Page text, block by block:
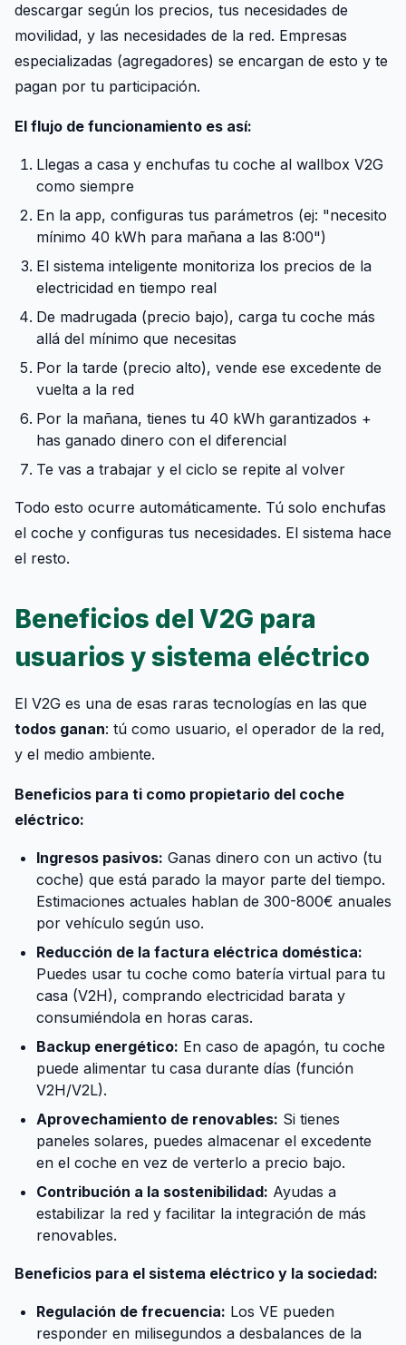
descargar según los precios, tus necesidades de
movilidad, y las necesidades de la red. Empresas
especializadas (agregadores) se encargan de esto y te
pagan por tu participación.
El flujo de funcionamiento es así:
Llegas a casa y enchufas tu coche al wallbox V2G
como siempre
En la app, configuras tus parámetros (ej: "necesito
mínimo 40 kWh para mañana a las 8:00")
El sistema inteligente monitoriza los precios de la
electricidad en tiempo real
De madrugada (precio bajo), carga tu coche más
allá del mínimo que necesitas
Por la tarde (precio alto), vende ese excedente de
vuelta a la red
Por la mañana, tienes tu 40 kWh garantizados +
has ganado dinero con el diferencial
Te vas a trabajar y el ciclo se repite al volver
Todo esto ocurre automáticamente. Tú solo enchufas
el coche y configuras tus necesidades. El sistema hace
el resto.
Beneficios del V2G para
usuarios y sistema eléctrico
El V2G es una de esas raras tecnologías en las que
todos ganan: tú como usuario, el operador de la red,
y el medio ambiente.
Beneficios para ti como propietario del coche
eléctrico:
Ingresos pasivos: Ganas dinero con un activo (tu
coche) que está parado la mayor parte del tiempo.
Estimaciones actuales hablan de 300-800€ anuales
por vehículo según uso.
Reducción de la factura eléctrica doméstica:
Puedes usar tu coche como batería virtual para tu
casa (V2H), comprando electricidad barata y
consumiéndola en horas caras.
Backup energético: En caso de apagón, tu coche
puede alimentar tu casa durante días (función
V2H/V2L).
Aprovechamiento de renovables: Si tienes
paneles solares, puedes almacenar el excedente
en el coche en vez de verterlo a precio bajo.
Contribución a la sostenibilidad: Ayudas a
estabilizar la red y facilitar la integración de más
renovables.
Beneficios para el sistema eléctrico y la sociedad:
Regulación de frecuencia: Los VE pueden
responder en milisegundos a desbalances de la